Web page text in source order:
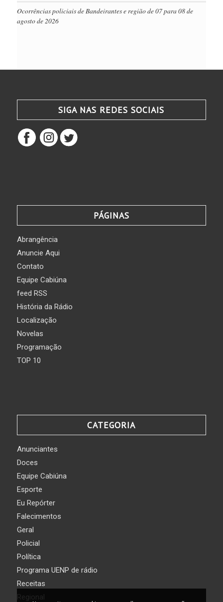
Ocorrências policiais de Bandeirantes e região de 07 para 08 de
agosto de 2026
SIGA NAS REDES SOCIAIS
PÁGINAS
Abrangência
Anuncie Aqui
Contato
Equipe Cabiúna
feed RSS
História da Rádio
Localização
Novelas
Programação
TOP 10
CATEGORIA
Anunciantes
Doces
Equipe Cabiúna
Esporte
Eu Repórter
Falecimentos
Geral
Policial
Política
Programa UENP de rádio
Receitas
Regional